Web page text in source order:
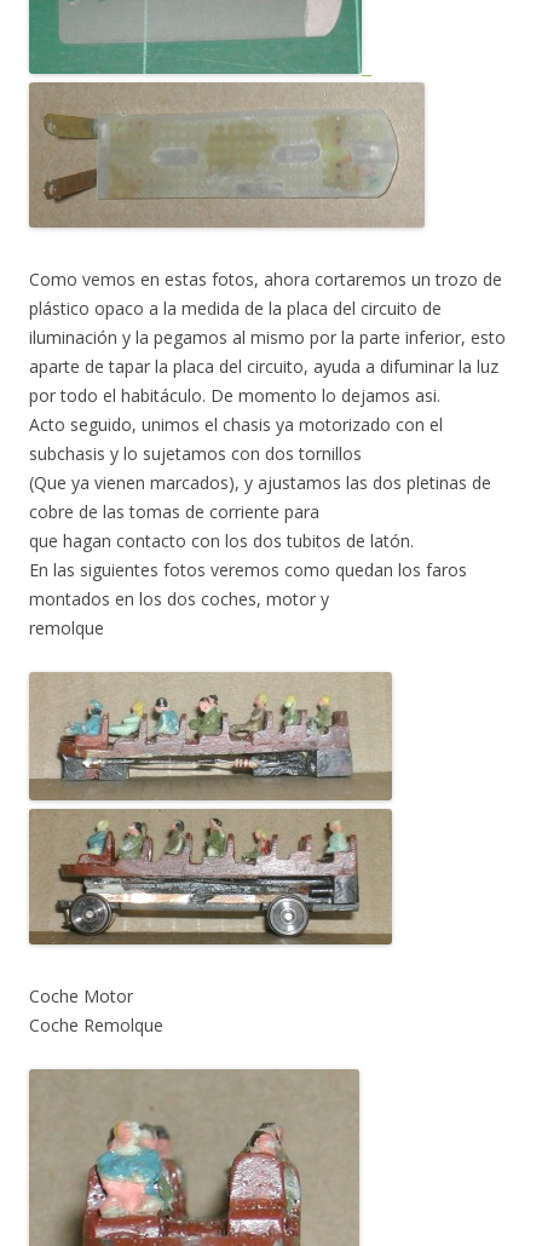
Como vemos en estas fotos, ahora cortaremos un trozo de
plástico opaco a la medida de la placa del circuito de
iluminación y la pegamos al mismo por la parte inferior, esto
aparte de tapar la placa del circuito, ayuda a difuminar la luz
por todo el habitáculo. De momento lo dejamos asi.
Acto seguido, unimos el chasis ya motorizado con el
subchasis y lo sujetamos con dos tornillos
(Que ya vienen marcados), y ajustamos las dos pletinas de
cobre de las tomas de corriente para
que hagan contacto con los dos tubitos de latón.
En las siguientes fotos veremos como quedan los faros
montados en los dos coches, motor y
remolque
Coche Motor
Coche Remolque